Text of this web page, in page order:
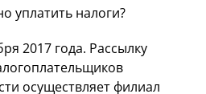
уплатить налоги?
2017 года. Рассылку
осуществляет филиал